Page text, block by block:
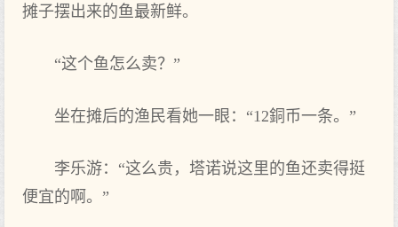
摊子摆出来的鱼最新鲜。
“这个鱼怎么卖？”
坐在摊后的渔民看她一眼：“12銅币一条。”
李乐游：“这么贵，塔诺说这里的鱼还卖得挺
便宜的啊。”